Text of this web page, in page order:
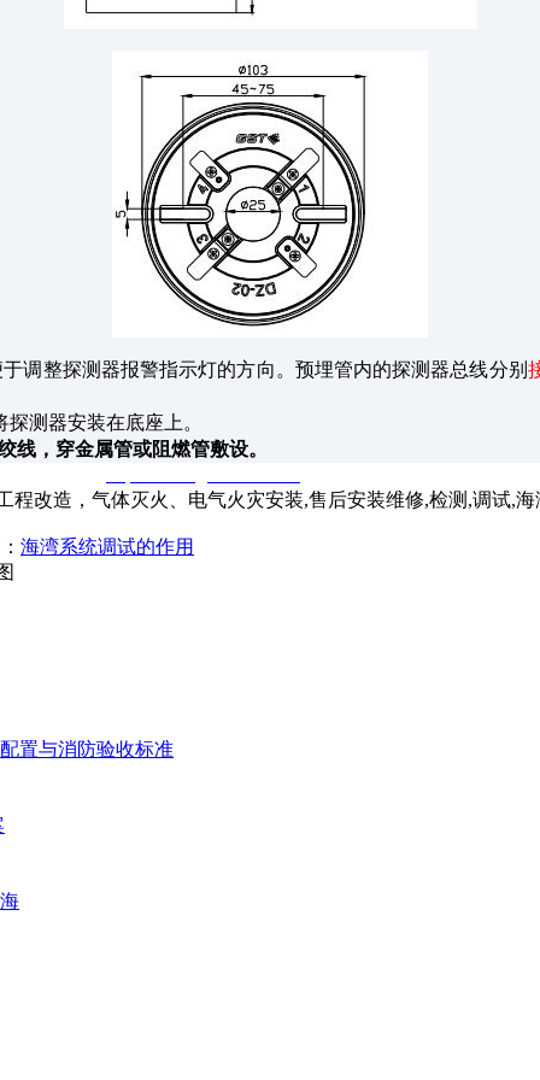
调整探测器报警指示灯的方向。预埋管内的探测器总线分别
测器安装在底座上。
，穿金属管或阻燃管敷设。
改造，气体灭火、电气火灾安装,售后安装维修,检测,调试,
海湾系统调试的作用
置与消防验收标准